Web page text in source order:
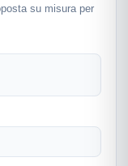
su misura per